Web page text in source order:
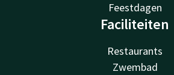
Feestdagen
Faciliteiten
Restaurants
Zwembad